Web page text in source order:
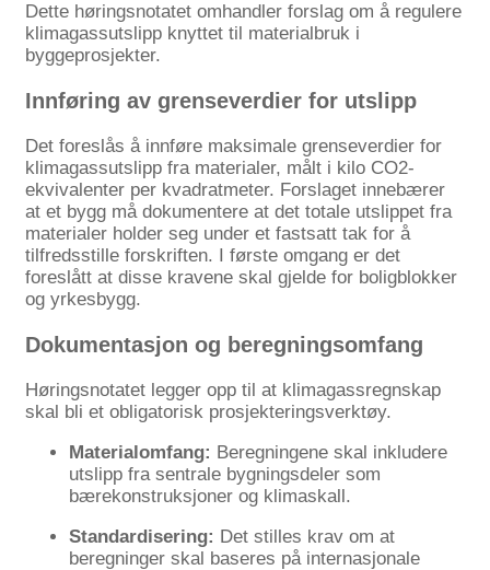
Dette høringsnotatet omhandler forslag om å regulere
klimagassutslipp knyttet til materialbruk i
byggeprosjekter.
Innføring av grenseverdier for utslipp
Det foreslås å innføre maksimale grenseverdier for
klimagassutslipp fra materialer, målt i kilo CO2-
ekvivalenter per kvadratmeter. Forslaget innebærer
at et bygg må dokumentere at det totale utslippet fra
materialer holder seg under et fastsatt tak for å
tilfredsstille forskriften. I første omgang er det
foreslått at disse kravene skal gjelde for boligblokker
og yrkesbygg.
Dokumentasjon og beregningsomfang
Høringsnotatet legger opp til at klimagassregnskap
skal bli et obligatorisk prosjekteringsverktøy.
Materialomfang: Beregningene skal inkludere
utslipp fra sentrale bygningsdeler som
bærekonstruksjoner og klimaskall.
Standardisering: Det stilles krav om at
beregninger skal baseres på internasjonale